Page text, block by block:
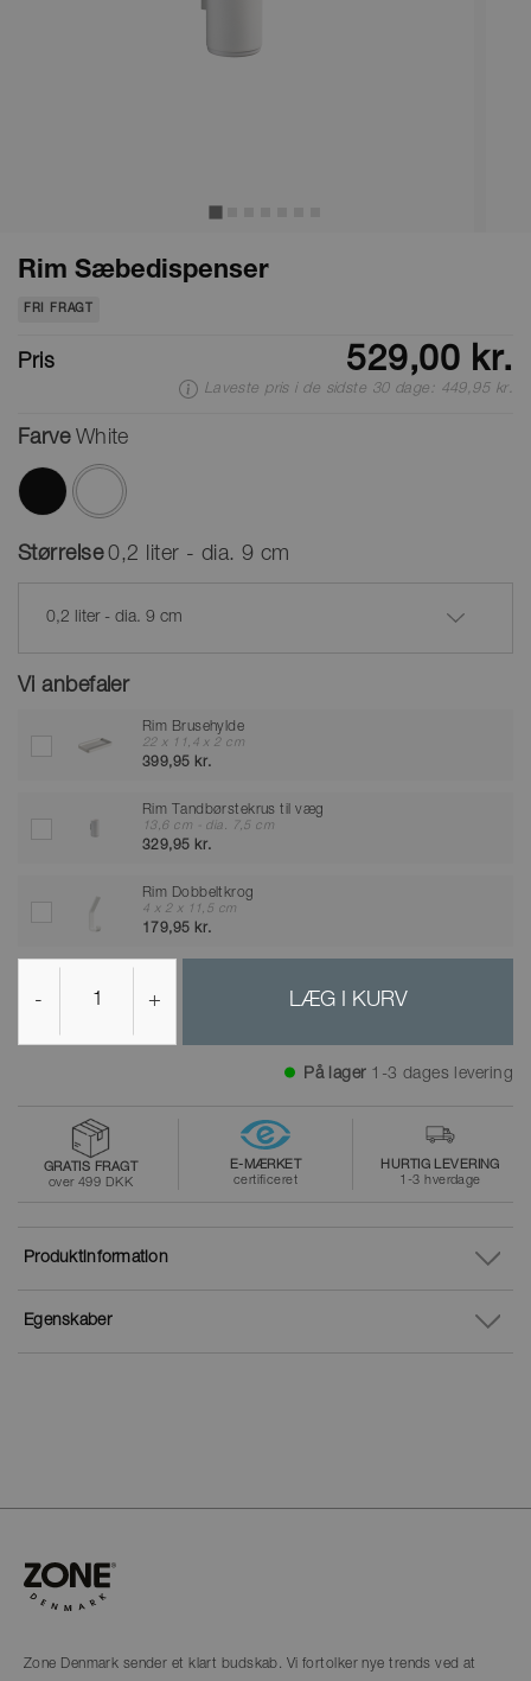
Rim Sæbedispenser
FRI FRAGT
Pris 529,00 kr.
Laveste pris i de sidste 30 dage: 449,95 kr.
Farve White
valgte
Størrelse 0,2 liter - dia. 9 cm
0,2 liter - dia. 9 cm
Vi anbefaler
Rim Brusehylde
22 x 11,4 x 2 cm
399,95 kr.
Rim Tandbørstekrus til væg
13,6 cm - dia. 7,5 cm
329,95 kr.
Rim Dobbeltkrog
4 x 2 x 11,5 cm
179,95 kr.
- + LÆG I KURV
På lager 1-3 dages levering
GRATIS FRAGT
over 499 DKK
E-MÆRKET
certificeret
HURTIG LEVERING
1-3 hverdage
Egenskaber
Produktinformation
Zone Denmark sender et klart budskab. Vi fortolker nye trends ved at